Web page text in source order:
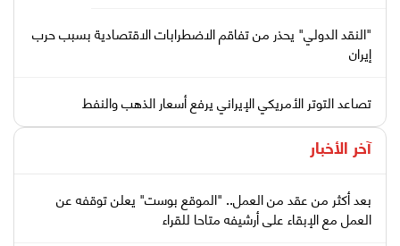
"النقد الدولي" يحذر من تفاقم الاضطرابات الاقتصادية بسبب حرب
إيران
تصاعد التوتر الأمريكي الإيراني يرفع أسعار الذهب والنفط
آخر الأخبار
بعد أكثر من عقد من العمل.. "الموقع بوست" يعلن توقفه عن
العمل مع الإبقاء على أرشيفه متاحا للقراء